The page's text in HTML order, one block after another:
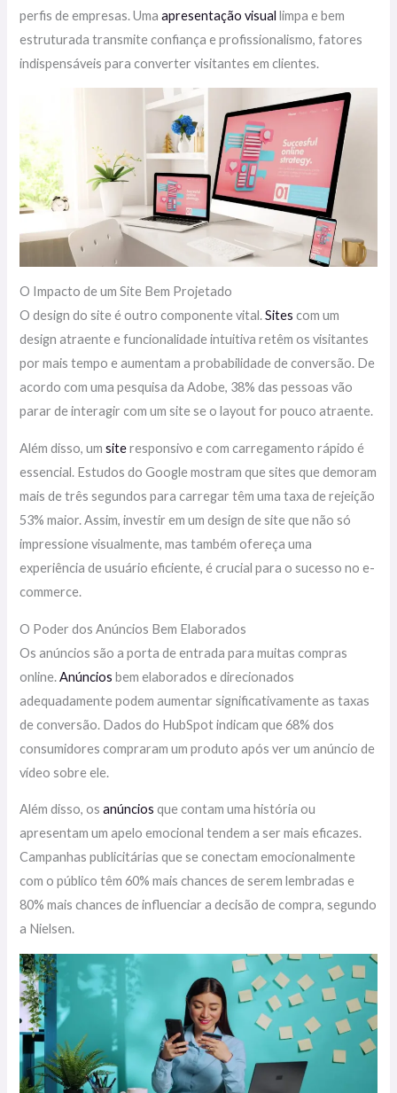
perfis de empresas. Umaapresentação visual limpa e bem
estruturada transmite confiança e profissionalismo, fatores
indispensáveis para converter visitantes em clientes.
O Impacto de um Site Bem Projetado
O design do site é outro componente vital.Sites com um
design atraente e funcionalidade intuitiva retêm os visitantes
por mais tempo e aumentam a probabilidade de conversão. De
acordo com uma pesquisa da Adobe, 38% das pessoas vão
parar de interagir com um site se o layout for pouco atraente.
Além disso, um siteresponsivo e com carregamento rápido é
essencial. Estudos do Google mostram que sites que demoram
mais de três segundos para carregar têm uma taxa de rejeição
53% maior. Assim, investir em um design de site que não só
impressione visualmente, mas também ofereça uma
experiência de usuário eficiente, é crucial para o sucesso no e-
commerce.
O Poder dos Anúncios Bem Elaborados
Os anúncios são a porta de entrada para muitas compras
online.Anúncios bem elaborados e direcionados
adequadamente podem aumentar significativamente as taxas
de conversão. Dados do HubSpot indicam que 68% dos
consumidores compraram um produto após ver um anúncio de
vídeo sobre ele.
Além disso, osanúncios que contam uma história ou
apresentam um apelo emocional tendem a ser mais eficazes.
Campanhas publicitárias que se conectam emocionalmente
com o público têm 60% mais chances de serem lembradas e
80% mais chances de influenciar a decisão de compra, segundo
a Nielsen.